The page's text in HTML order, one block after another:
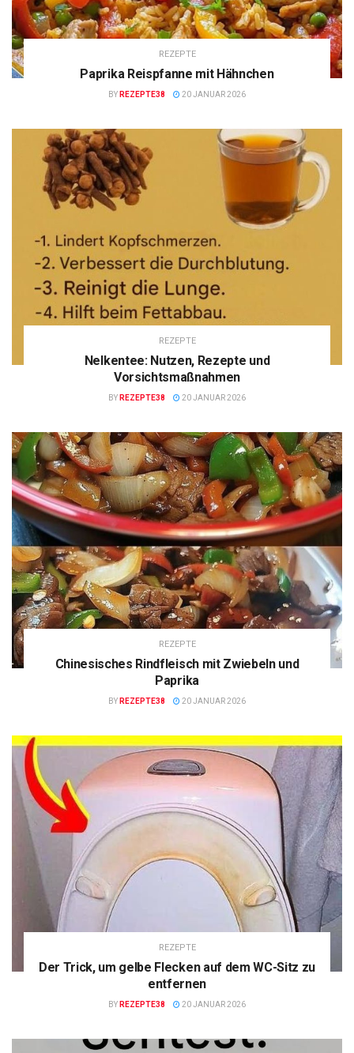
REZEPTE
Paprika Reispfanne mit Hähnchen
BY REZEPTE38 20 JANUAR 2026
REZEPTE
Nelkentee: Nutzen, Rezepte und
Vorsichtsmaßnahmen
BY REZEPTE38 20 JANUAR 2026
REZEPTE
Chinesisches Rindfleisch mit Zwiebeln und
Paprika
BY REZEPTE38 20 JANUAR 2026
REZEPTE
Der Trick, um gelbe Flecken auf dem WC-Sitz zu
entfernen
BY REZEPTE38 20 JANUAR 2026